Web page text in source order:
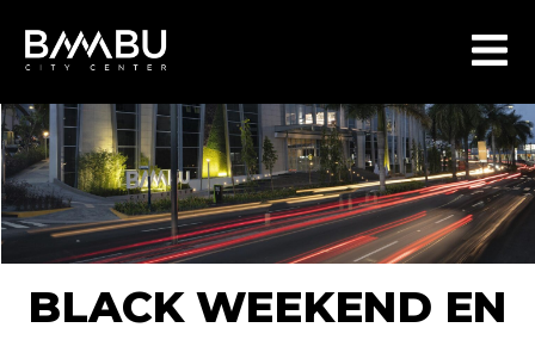
BLACK WEEKEND EN